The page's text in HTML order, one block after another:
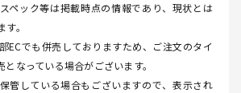
ペック等は掲載時点の情報であり、現状とは
。
ECでも併売しておりますため、ご注文のタイ
なっている場合がございます。
管している場合もございますので、表示され